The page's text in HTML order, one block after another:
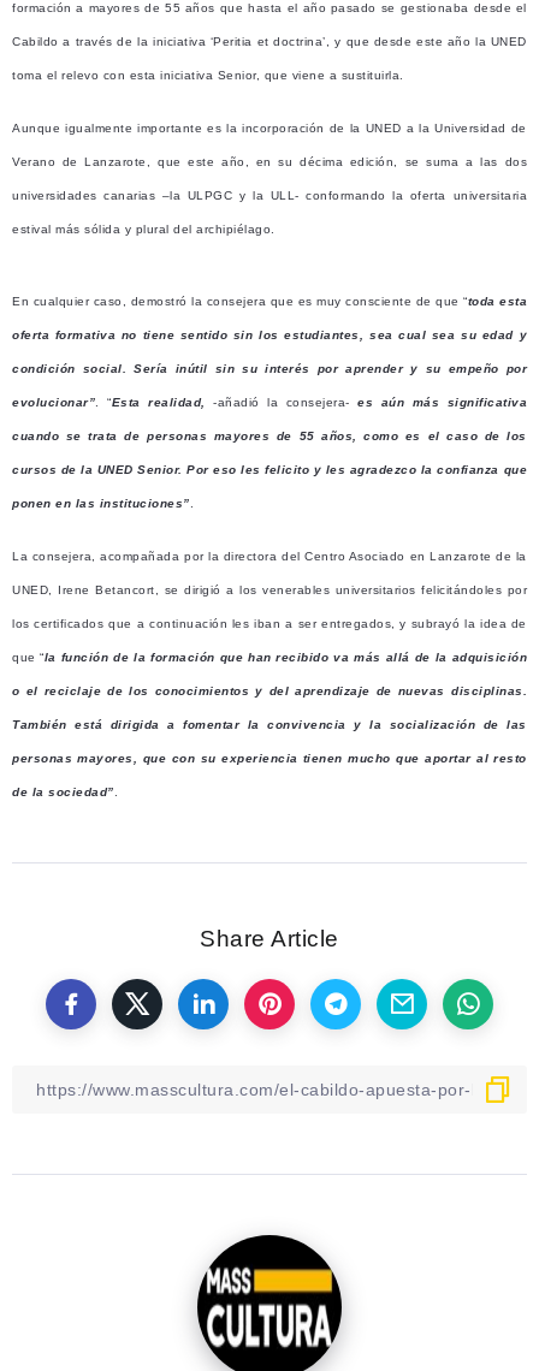
formación a mayores de 55 años que hasta el año pasado se gestionaba desde el
Cabildo a través de la iniciativa ‘Peritia et doctrina’, y que desde este año la UNED
toma el relevo con esta iniciativa Senior, que viene a sustituirla.
Aunque igualmente importante es la incorporación de la UNED a la Universidad de
Verano de Lanzarote, que este año, en su décima edición, se suma a las dos
universidades canarias –la ULPGC y la ULL- conformando la oferta universitaria
estival más sólida y plural del archipiélago.
En cualquier caso, demostró la consejera que es muy consciente de que “toda esta
oferta formativa no tiene sentido sin los estudiantes, sea cual sea su edad y
condición social. Sería inútil sin su interés por aprender y su empeño por
evolucionar” . “Esta realidad, -añadió la consejera- es aún más significativa
cuando se trata de personas mayores de 55 años, como es el caso de los
cursos de la UNED Senior. Por eso les felicito y les agradezco la confianza que
ponen en las instituciones”
La consejera, acompañada por la directora del Centro Asociado en Lanzarote de la
UNED, Irene Betancort, se dirigió a los venerables universitarios felicitándoles por
los certificados que a continuación les iban a ser entregados, y subrayó la idea de
que “la función de la formación que han recibido va más allá de la adquisición
o el reciclaje de los conocimientos y del aprendizaje de nuevas disciplinas.
También está dirigida a fomentar la convivencia y la socialización de las
personas mayores, que con su experiencia tienen mucho que aportar al resto
de la sociedad”
Share Article